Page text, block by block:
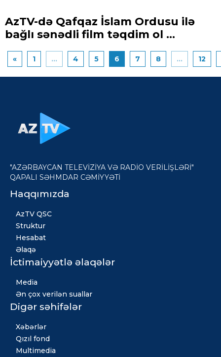
AzTV-də Qafqaz İslam Ordusu ilə
bağlı sənədli film təqdim ol ...
« 1 ... 4 5 6 7 8 ... 12
"AZƏRBAYCAN TELEVİZİYA VƏ RADİO VERİLİŞLƏRİ"
QAPALI SƏHMDAR CƏMİYYƏTİ
Haqqımızda
AzTV QSC
Struktur
Hesabat
Əlaqə
İctimaiyyətlə əlaqələr
Media
Ən çox verilən suallar
Digər səhifələr
Xəbərlər
Qızıl fond
Multimedia